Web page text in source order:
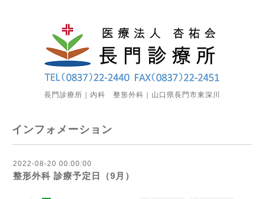
長門診療所｜内科 整形外科｜山口県長門市東深川
インフォメーション
2022-08-20 00:00:00
整形外科 診療予定日（9月）